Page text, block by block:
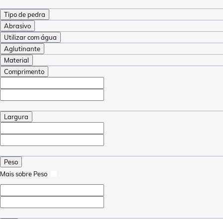
Tipo de pedra
Abrasivo
Utilizar com água
Aglutinante
Material
Comprimento
Largura
Peso
Mais sobre Peso